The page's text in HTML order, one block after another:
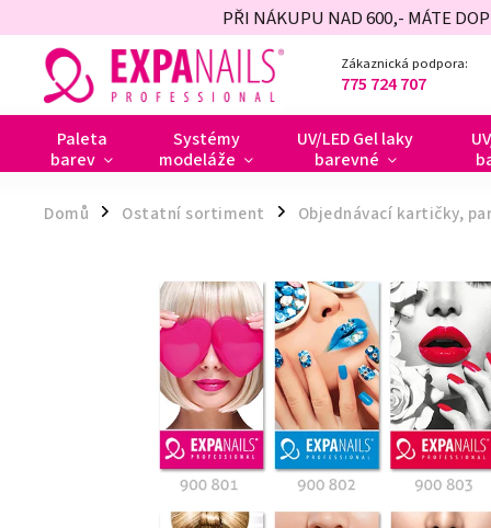
PŘI NÁKUPU NAD 600,- MÁTE
Zákaznická podpora:
775 724 707
Paleta
barev
Systémy
modeláže
UV/LED Gel laky
barevné
Domů / Ostatní sortiment / Objednávací kartičky,